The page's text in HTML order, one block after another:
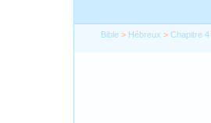
Bible > Hébreux >Chapitre 4